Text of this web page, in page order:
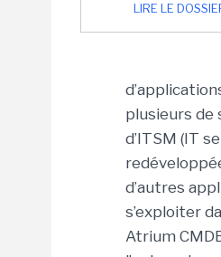
LIRE LE
plusieurs de
d’ITSM (IT
d’autres
s’exploiter
Atrium